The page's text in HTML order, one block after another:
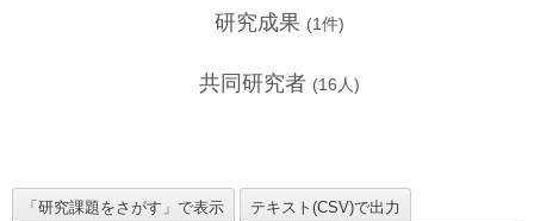
研究成果 (1件)
共同研究者 (16 人)